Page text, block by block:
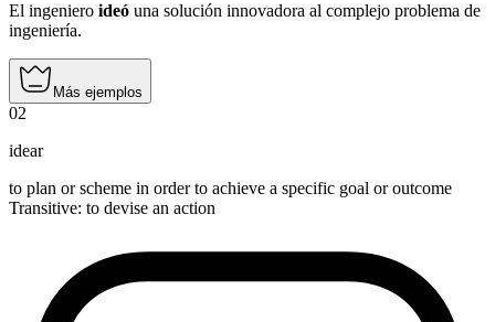
El ingeniero ideó una solución innovadora al complejo problema de
ingeniería.
Más ejemplos
02
idear
to plan or scheme in order to achieve a specific goal or outcome
Transitive: to devise an action